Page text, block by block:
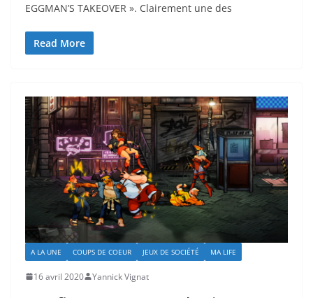
EGGMAN’S TAKEOVER ». Clairement une des
Read More
A LA UNE COUPS DE COEUR JEUX DE SOCIÉTÉ MA LIFE
16 avril 2020 Yannick Vignat